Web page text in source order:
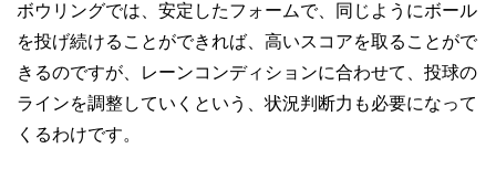
ボウリングでは、安定したフォームで、同じようにボール
を投げ続けることができれば、高いスコアを取ることがで
きるのですが、レーンコンディションに合わせて、投球の
ラインを調整していくという、状況判断力も必要になって
くるわけです。